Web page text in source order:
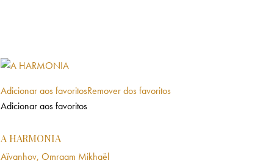
Adicionar aos favoritosRemover dos favoritos
Adicionar aos favoritos
A HARMONIA
Aïvanhov, Omraam Mikhaël